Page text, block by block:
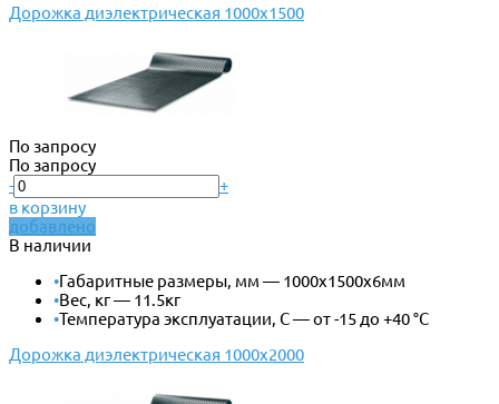
Дорожка диэлектрическая 1000х1500
По запросу
По запросу
-
+
в корзину
добавлено
В наличии
•Габаритные размеры, мм — 1000х1500х6мм
•Вес, кг — 11.5кг
•Температура эксплуатации, С — от -15 до +40 °С
Дорожка диэлектрическая 1000х2000